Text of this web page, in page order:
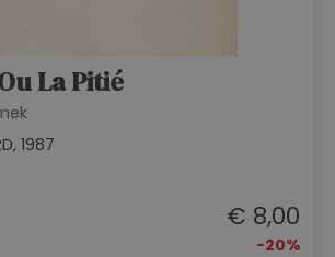
La Pitié
1987
€ 8,00
-20%